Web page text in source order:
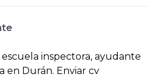
inspectora, ayudante
en Durán. Enviar cv